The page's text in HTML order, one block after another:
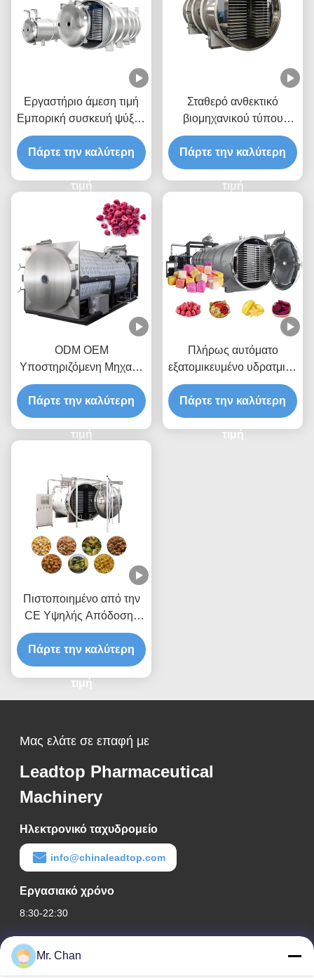
Εργαστήριο άμεση τιμή
Εμπορική συσκευή ψύξης
και στεγνώσεως με κενό
για διάφορα υλικά
τροφίμων
Πάρτε την καλύτερη
τιμή
Σταθερό ανθεκτικό
βιομηχανικού τύπου
μηχάνημα
λυοφιλοποίησης κενού 15
κιλών/παρτίδα με
απόσταση ραφιών 70 mm
Πάρτε την καλύτερη
τιμή
ODM OEM
Υποστηριζόμενη Μηχανή
Λυοφιλοποίησης
Τροφίμων από
Ανοξείδωτο Ατσάλι
Πάρτε την καλύτερη
τιμή
Πλήρως αυτόματο
εξατομικευμένο υδρατμικό
λυοφιλεστή τροφίμων με
5ετή εγγύηση
Πάρτε την καλύτερη
τιμή
Πιστοποιημένο από την
CE Υψηλής Απόδοσης
Χαμηλής Καταναλώσεως
Ενέργειας Συσκευές
Λυοφιλίωσης Τροφίμων
Μηχανή Κατάψυξης
Πάρτε την καλύτερη
τιμή
Μας ελάτε σε επαφή με
Leadtop Pharmaceutical
Machinery
Ηλεκτρονικό ταχυδρομείο
info@chinaleadtop.com
Εργασιακό χρόνο
8:30-22:30
Η διεύθυνσή μας
Διεύθυνση εταιρείας
Mr. Chan